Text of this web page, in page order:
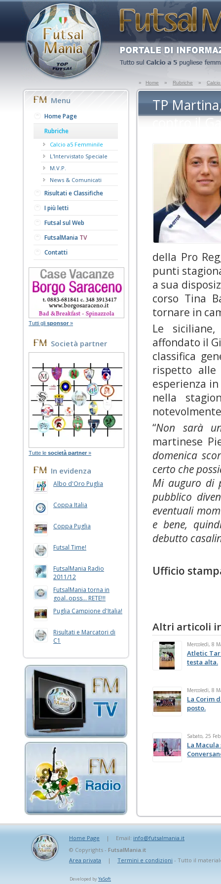
» Home » Rubriche »
Menu
Home Page
Rubriche
Calcio a5 Femminile
L'Intervistato Speciale
M.V.P.
News & Comunicati
Risultati e Classifiche
I più letti
Futsal sul Web
FutsalMania TV
Contatti
Tutti gli sponsor »
Società partner
Tutte le società partner »
In evidenza
Albo d'Oro Puglia
Coppa Italia
Coppa Puglia
Futsal Time!
FutsalMania Radio
2011/12
FutsalMania torna in
goal..opss... RETE!!!
Puglia Campione d'Italia!
Risultati e Marcatori di
C1
TP
contro il
della Pro
punti
a sua
corso Tina
tornare in
Le
affondato il
classifica
rispetto alle
esperienza
nella
“Non sarà
martinese
domenica
certo che
Mi auguro di
pubblico
eventuali
e bene,
debutto
Ufficio
Altri articoli
Mercoledì, 8
Atletic
testa alta.
Mercoledì, 8
La Corim
posto.
Sabato, 25
La
Home Page | Email: info@futsalmania.it
© Copyrights - FutsalMania.it
Area privata
| Termini e condizioni - Tutto il
Developed byYeSoft